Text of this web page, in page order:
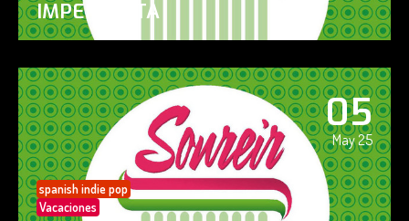
IMPERFECTA
05
May 25
spanish indie pop
Vacaciones